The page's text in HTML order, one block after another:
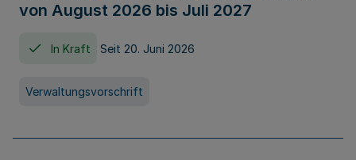
von August 2026 bis Juli 2027
In Kraft Seit 20. Juni 2026
Verwaltungsvorschrift